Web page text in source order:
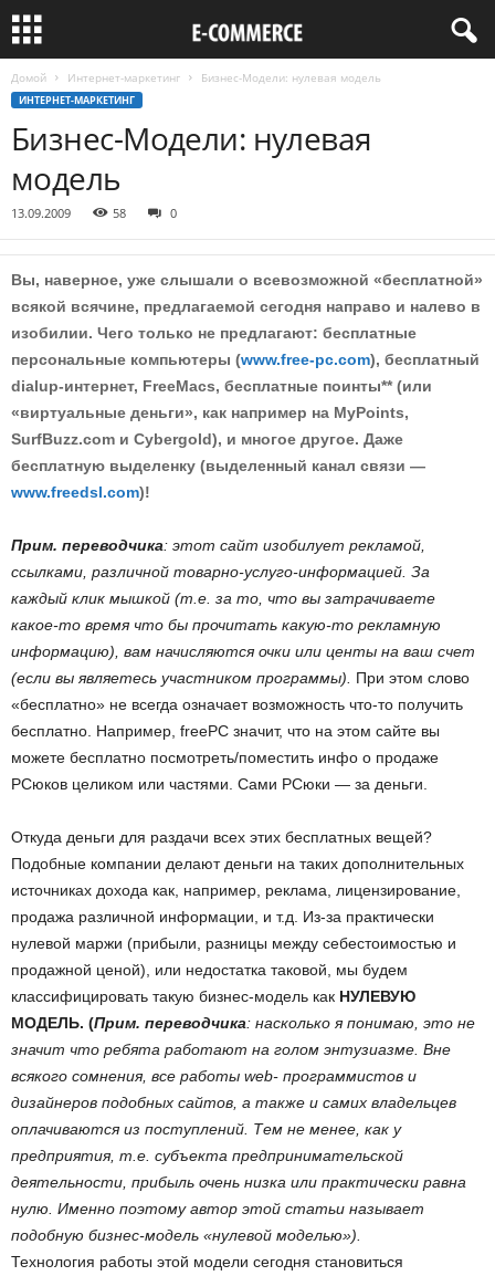
Домой Интернет-маркетинг Бизнес-Модели: нулевая модель
ИНТЕРНЕТ-МАРКЕТИНГ
Бизнес-Модели: нулевая
модель
13.09.2009 58 0
Вы, наверное, уже слышали о всевозможной «бесплатной»
всякой всячине, предлагаемой сегодня направо и налево в
изобилии. Чего только не предлагают: бесплатные
персональные компьютеры (www.free-pc.com), бесплатный
dialup-интернет, FreeMacs, бесплатные поинты** (или
«виртуальные деньги», как например на MyPoints,
SurfBuzz.com и Cybergold), и многое другое. Даже
бесплатную выделенку (выделенный канал связи —
www.freedsl.com)!
Прим. переводчика: этот сайт изобилует рекламой,
ссылками, различной товарно-услуго-информацией. За
каждый клик мышкой (т.е. за то, что вы затрачиваете
какое-то время что бы прочитать какую-то рекламную
информацию), вам начисляются очки или центы на ваш счет
(если вы являетесь участником программы).
При этом слово
«бесплатно» не всегда означает возможность что-то получить
бесплатно. Например, freePC значит, что на этом сайте вы
можете бесплатно посмотреть/поместить инфо о продаже
PСюков целиком или частями. Сами PCюки — за деньги.
Откуда деньги для раздачи всех этих бесплатных вещей?
Подобные компании делают деньги на таких дополнительных
источниках дохода как, например, реклама, лицензирование,
продажа различной информации, и т.д. Из-за практически
нулевой маржи (прибыли, разницы между себестоимостью и
продажной ценой), или недостатка таковой, мы будем
классифицировать такую бизнес-модель как НУЛЕВУЮ
МОДЕЛЬ. (Прим. переводчика: насколько я понимаю, это не
значит что ребята работают на голом энтузиазме. Вне
всякого сомнения, все работы web- программистов и
дизайнеров подобных сайтов, а также и самих владельцев
оплачиваются из поступлений. Тем не менее, как у
предприятия, т.е. субъекта предпринимательской
деятельности, прибыль очень низка или практически равна
нулю. Именно поэтому автор этой статьи называет
подобную бизнес-модель «нулевой моделью»).
Технология работы этой модели сегодня становиться